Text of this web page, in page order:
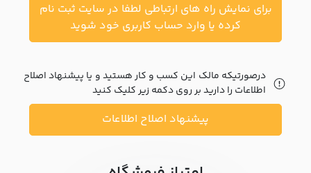
متداول
خواست
برای نمایش راه های ارتباطی لطفا در سایت ثبت نام
کرده یا وارد حساب کاربری خود شوید
درصورتیکه مالک این کسب و کار هستید و یا پیشنهاد اصلاح
اطلاعات را دارید بر روی دکمه زیر کلیک کنید
پیشنهاد اصلاح اطلاعات